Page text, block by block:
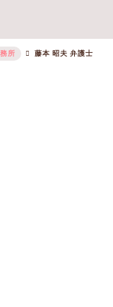
所 藤本 昭夫 弁護士